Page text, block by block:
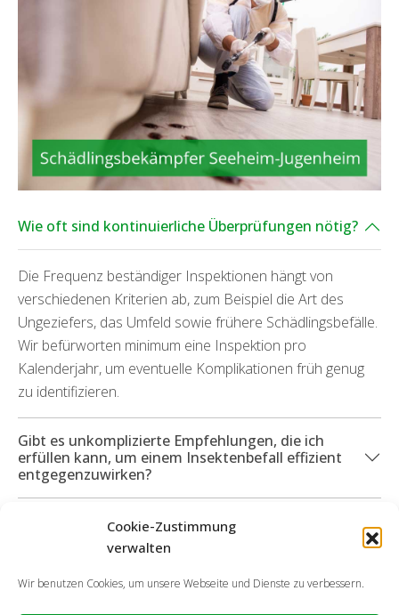
Cookie-Zustimmung
verwalten
Wir benutzen Cookies, um unsere Webseite und Dienste zu verbessern.
Wie oft sind kontinuierliche Überprüfungen nötig?
Die Frequenz beständiger Inspektionen hängt von
verschiedenen Kriterien ab, zum Beispiel die Art des
Ungeziefers, das Umfeld sowie frühere Schädlingsbefälle.
Wir befürworten minimum eine Inspektion pro
Kalenderjahr, um eventuelle Komplikationen früh genug
zu identifizieren.
Gibt es unkomplizierte Empfehlungen, die ich
erfüllen kann, um einem Insektenbefall effizient
entgegenzuwirken?
Welche Serviceleistungen kann ich in Anspruch
nehmen, wenn durch die Ungeziefer Sachschäden
hervorgegangen sind?